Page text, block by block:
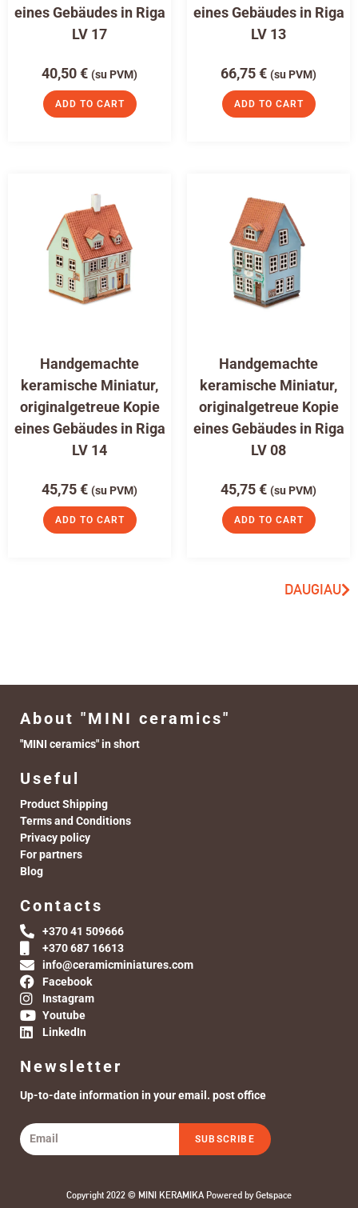
eines Gebäudes in Riga
LV 17
40,50€ (su PVM)
ADD TO CART
eines Gebäudes in Riga
LV 13
66,75€ (su PVM)
ADD TO CART
Handgemachte
keramische Miniatur,
originalgetreue Kopie
eines Gebäudes in Riga
LV 14
45,75€ (su PVM)
ADD TO CART
Handgemachte
keramische Miniatur,
originalgetreue Kopie
eines Gebäudes in Riga
LV 08
45,75€ (su PVM)
ADD TO CART
DAUGIAU
About "MINI ceramics"
"MINI ceramics" in short
Useful
Product Shipping
Terms and Conditions
Privacy policy
For partners
Blog
Contacts
+370 41 509666
+370 687 16613
info@ceramicminiatures.com
Facebook
Instagram
Youtube
LinkedIn
Newsletter
Up-to-date information in your email. post office
SUBSCRIBE
Copyright 2022 © MINI KERAMIKA Powered byGetspace